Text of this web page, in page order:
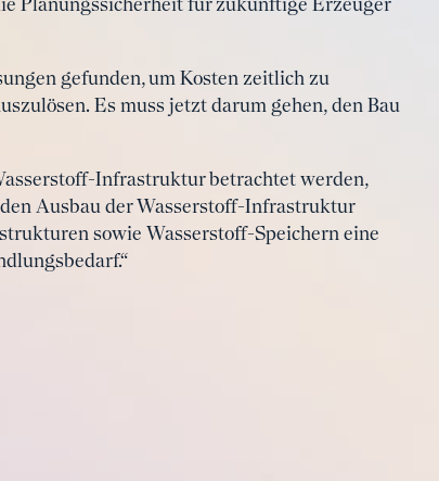
Planungssicherheit für zukünftige Erzeuger
gefunden, um Kosten zeitlich zu
Es muss jetzt darum gehen, den Bau
Infrastruktur betrachtet werden,
Ausbau der Wasserstoff-Infrastruktur
sowie Wasserstoff-Speichern eine